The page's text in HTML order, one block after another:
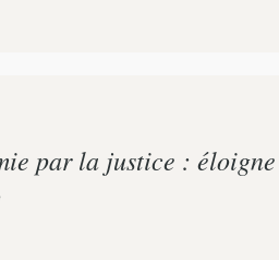
par la justice :